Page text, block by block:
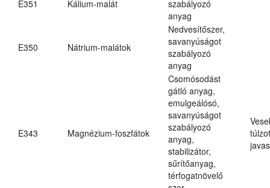
E351 Kálium-malát
szabályozó
anyag
E350 Nátrium-malátok
Nedvesítőszer,
savanyúságot
szabályozó
anyag
E343 Magnézium-foszfátok
Csomósodást
gátló anyag,
emulgeálósó,
savanyúságot
szabályozó
anyag,
stabilizátor,
sűrítőanyag,
térfogatnövelő